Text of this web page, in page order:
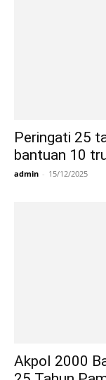
Peringati 25
bantuan 10
admin - 15/12/2025
Akpol 2000